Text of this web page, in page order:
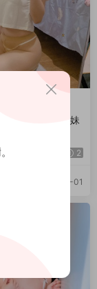
Vol.006 肉絲妹妹
2
2022-12-01